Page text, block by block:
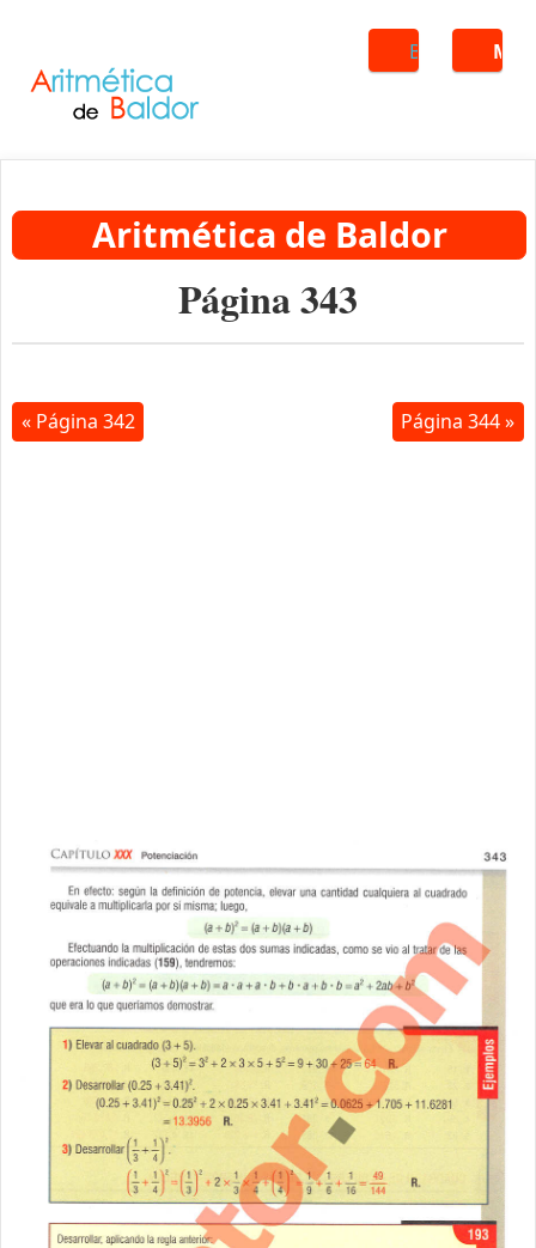
Buscar
Aritmética de Baldor
Página 343
« Página 342 Página 344 »